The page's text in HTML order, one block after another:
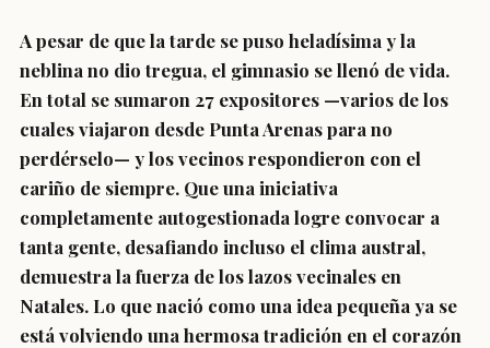
A pesar de que la tarde se puso heladísima y la
neblina no dio tregua, el gimnasio se llenó de vida.
En total se sumaron 27 expositores —varios de los
cuales viajaron desde Punta Arenas para no
perdérselo— y los vecinos respondieron con el
cariño de siempre. Que una iniciativa
completamente autogestionada logre convocar a
tanta gente, desafiando incluso el clima austral,
demuestra la fuerza de los lazos vecinales en
Natales. Lo que nació como una idea pequeña ya se
está volviendo una hermosa tradición en el corazón